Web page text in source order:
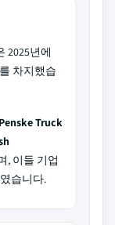
2025년에
차지했습
Penske Truck
, 이들 기업
였습니다.